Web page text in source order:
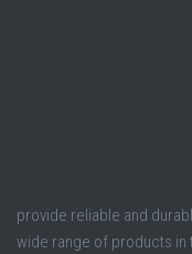
provide reliable and
wide range of products in